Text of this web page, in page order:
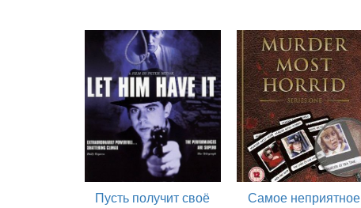
Пусть получит своё
Самое неприятное